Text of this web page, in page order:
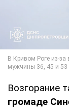
Возгорание
громаде